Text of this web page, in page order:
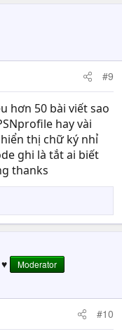
#9
hơn 50 bài viết sao
hay vài
thị chữ ký nhỉ
ghi là tắt ai biết
thanks
Moderator
#10